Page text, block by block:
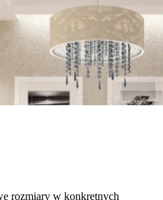
rozmiary w konkretnych